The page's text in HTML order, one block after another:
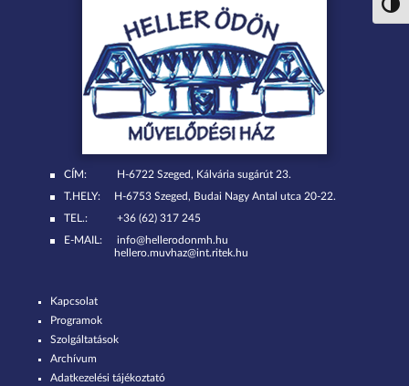
CÍM:
H-6722 Szeged, Kálvária sugárút 23.
T.HELY:
H-6753 Szeged, Budai Nagy Antal utca 20-22.
TEL.:
+36 (62) 317 245
E-MAIL:
info@hellerodonmh.hu
hellero.muvhaz@int.ritek.hu
Kapcsolat
Programok
Szolgáltatások
Archívum
Adatkezelési tájékoztató